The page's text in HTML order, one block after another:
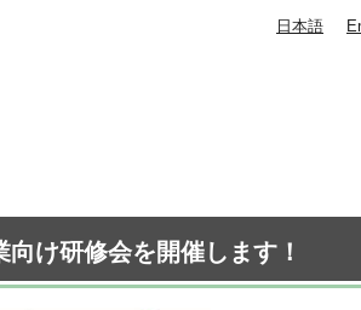
日本語
け研修会を開催します！